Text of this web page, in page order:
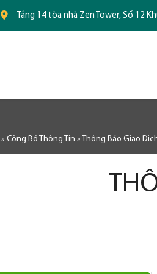
Tầng 14 tòa nhà Zen Tower, Số 12
» Công Bố Thông Tin » Thông Báo Giao